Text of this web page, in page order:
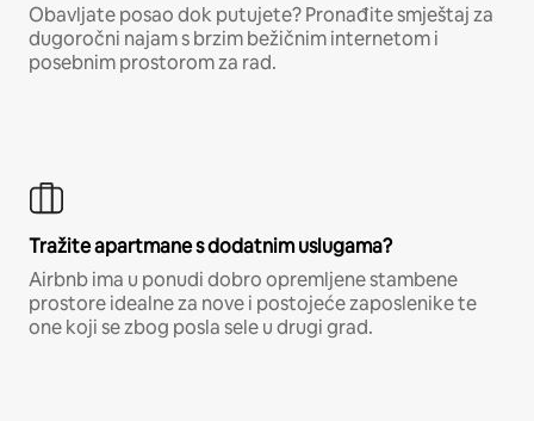
Obavljate posao dok putujete? Pronađite smještaj za
dugoročni najam s brzim bežičnim internetom i
posebnim prostorom za rad.
Tražite apartmane s dodatnim uslugama?
Airbnb ima u ponudi dobro opremljene stambene
prostore idealne za nove i postojeće zaposlenike te
one koji se zbog posla sele u drugi grad.